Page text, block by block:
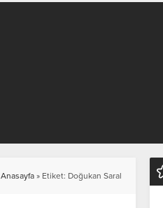
Anasayfa » Etiket: Doğukan Saral